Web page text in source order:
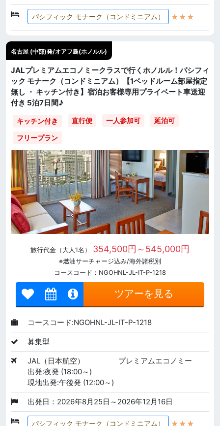
パシフィック モナーク（コンドミニアム） ★★★
名古屋 (中部)発/オアフ島(ホノルル)
JALプレミアムエコノミークラスで行くホノルル！パシフィ
ック モナーク（コンドミニアム）【1ベッドルーム部屋指定
無し ・ キッチン付き】宿泊お客様専用プライベート車送迎
付き 5泊7日間♪
キッチン付き 直行便 一人参加可 延泊可
フリープラン
旅行代金（大人1名） 354,500円～545,000円
※燃油サーチャージ込み/海外諸税別
コースコード：NGOHNL-JL-IT-P-1218
ツアーを見る
コースコード:NGOHNL-JL-IT-P-1218
募集型
JAL（日本航空）
プレミアムエコノミー
出発:夜発 (18:00～)
現地出発:午後発 (12:00～)
出発日：2026年8月25日～2026年12月16日
パシフィック モナーク（コンドミニアム） ★★★